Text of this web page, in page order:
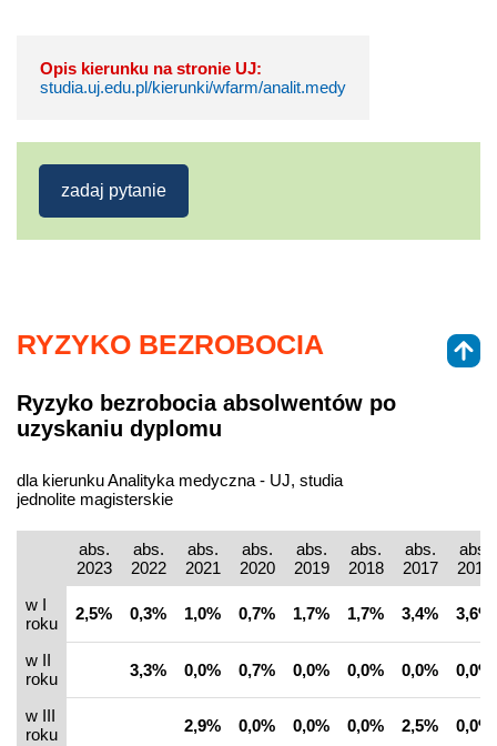
Opis kierunku na stronie UJ:
studia.uj.edu.pl/kierunki/wfarm/analit.medy
zadaj pytanie
RYZYKO BEZROBOCIA
Ryzyko bezrobocia absolwentów po
uzyskaniu dyplomu
dla kierunku Analityka medyczna - UJ, studia
jednolite magisterskie
abs.
2023
abs.
2022
abs.
2021
abs.
2020
abs.
2019
abs.
2018
abs.
2017
abs.
2016
w I
roku
2,5% 0,3% 1,0% 0,7% 1,7% 1,7% 3,4% 3,6%
w II
roku
3,3% 0,0% 0,7% 0,0% 0,0% 0,0% 0,0%
w III
roku
2,9% 0,0% 0,0% 0,0% 2,5% 0,0%